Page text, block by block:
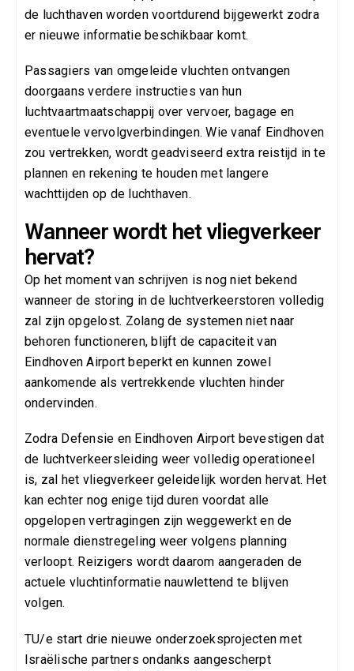
de luchthaven worden voortdurend bijgewerkt zodra
er nieuwe informatie beschikbaar komt.
Passagiers van omgeleide vluchten ontvangen
doorgaans verdere instructies van hun
luchtvaartmaatschappij over vervoer, bagage en
eventuele vervolgverbindingen. Wie vanaf Eindhoven
zou vertrekken, wordt geadviseerd extra reistijd in te
plannen en rekening te houden met langere
wachttijden op de luchthaven.
Wanneer wordt het vliegverkeer
hervat?
Op het moment van schrijven is nog niet bekend
wanneer de storing in de luchtverkeerstoren volledig
zal zijn opgelost. Zolang de systemen niet naar
behoren functioneren, blijft de capaciteit van
Eindhoven Airport beperkt en kunnen zowel
aankomende als vertrekkende vluchten hinder
ondervinden.
Zodra Defensie en Eindhoven Airport bevestigen dat
de luchtverkeersleiding weer volledig operationeel
is, zal het vliegverkeer geleidelijk worden hervat. Het
kan echter nog enige tijd duren voordat alle
opgelopen vertragingen zijn weggewerkt en de
normale dienstregeling weer volgens planning
verloopt. Reizigers wordt daarom aangeraden de
actuele vluchtinformatie nauwlettend te blijven
volgen.
TU/e start drie nieuwe onderzoeksprojecten met
Israëlische partners ondanks aangescherpt